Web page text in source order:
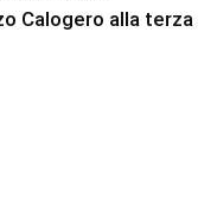
Calogero alla terza